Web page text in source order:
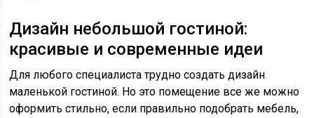
Дизайн небольшой гостиной:
красивые и современные идеи
Для любого специалиста трудно создать дизайн
маленькой гостиной. Но это помещение все же можно
оформить стильно, если правильно подобрать мебель,